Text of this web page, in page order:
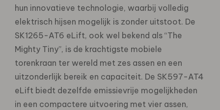
hun innovatieve technologie, waarbij volledig
elektrisch hijsen mogelijk is zonder uitstoot. De
SK1265-AT6 eLift, ook wel bekend als “The
Mighty Tiny”, is de krachtigste mobiele
torenkraan ter wereld met zes assen en een
uitzonderlijk bereik en capaciteit. De SK597-AT4
eLift biedt dezelfde emissievrije mogelijkheden
in een compactere uitvoering met vier assen,